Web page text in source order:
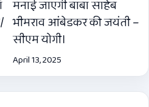
मनाई जाएगी बाबा साहेब
भीमराव आंबेडकर की जयंती –
सीएम योगी।
April 13, 2025